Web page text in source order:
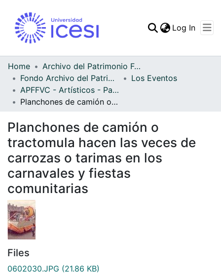
Statistics
Log In
Home
Archivo del Patrimonio Fotográfico y Fílmico del Valle del Cauca
Fondo Archivo del Patrimonio Fotográfico y Fílmico del Valle del Cauca
Los Eventos
APFFVC - Artísticos - Patrimonial
Planchones de camión o tractomula hacen las veces de carrozas o tarimas en los carnavales y fiestas comunitarias
Planchones de camión o
tractomula hacen las veces de
carrozas o tarimas en los
carnavales y fiestas
comunitarias
Files
0602030.JPG (21.86 KB)